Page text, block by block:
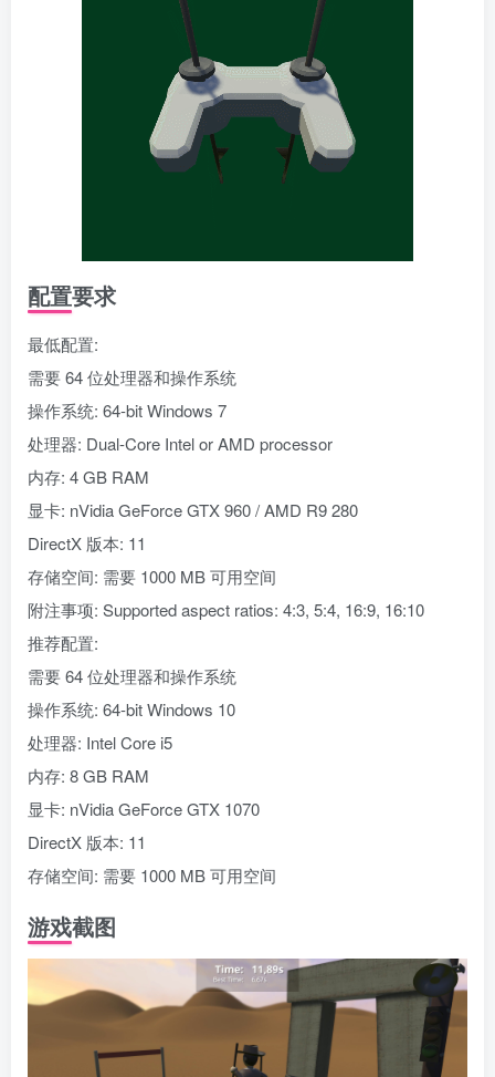
配置要求
最低配置:
需要 64 位处理器和操作系统
操作系统: 64-bit Windows 7
处理器: Dual-Core Intel or AMD processor
内存: 4 GB RAM
显卡: nVidia GeForce GTX 960 / AMD R9 280
DirectX 版本: 11
存储空间: 需要 1000 MB 可用空间
附注事项: Supported aspect ratios: 4:3, 5:4, 16:9, 16:10
推荐配置:
需要 64 位处理器和操作系统
操作系统: 64-bit Windows 10
处理器: Intel Core i5
内存: 8 GB RAM
显卡: nVidia GeForce GTX 1070
DirectX 版本: 11
存储空间: 需要 1000 MB 可用空间
游戏截图